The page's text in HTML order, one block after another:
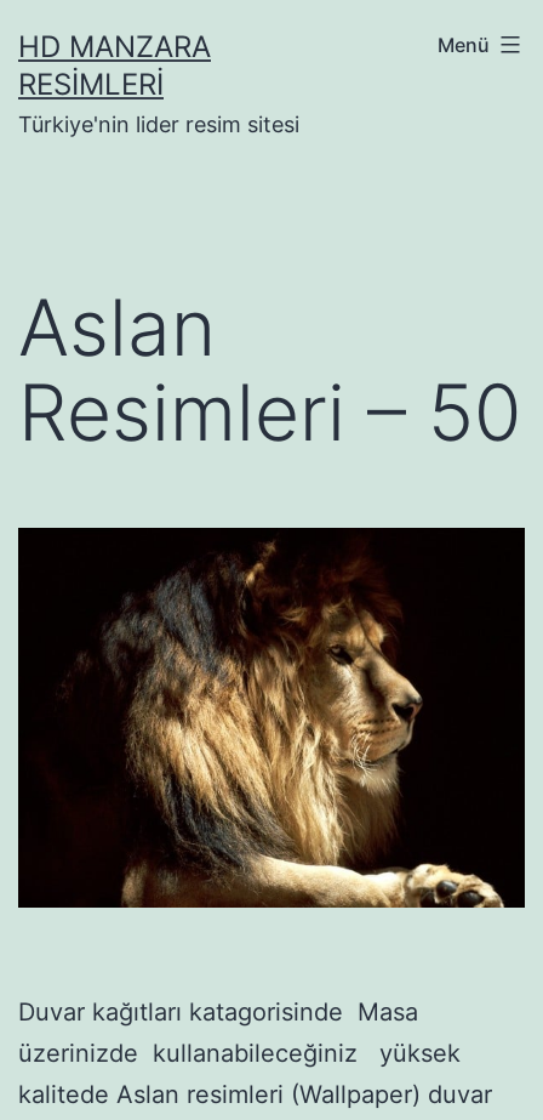
geçHD MANZARA
RESIMLERI
Türkiye'nin lider resim sitesi
Menü
Aslan
Resimleri – 50
Duvar kağıtları katagorisinde Masa
üzerinizde kullanabileceğiniz yüksek
kalitede Aslan resimleri (Wallpaper) duvar